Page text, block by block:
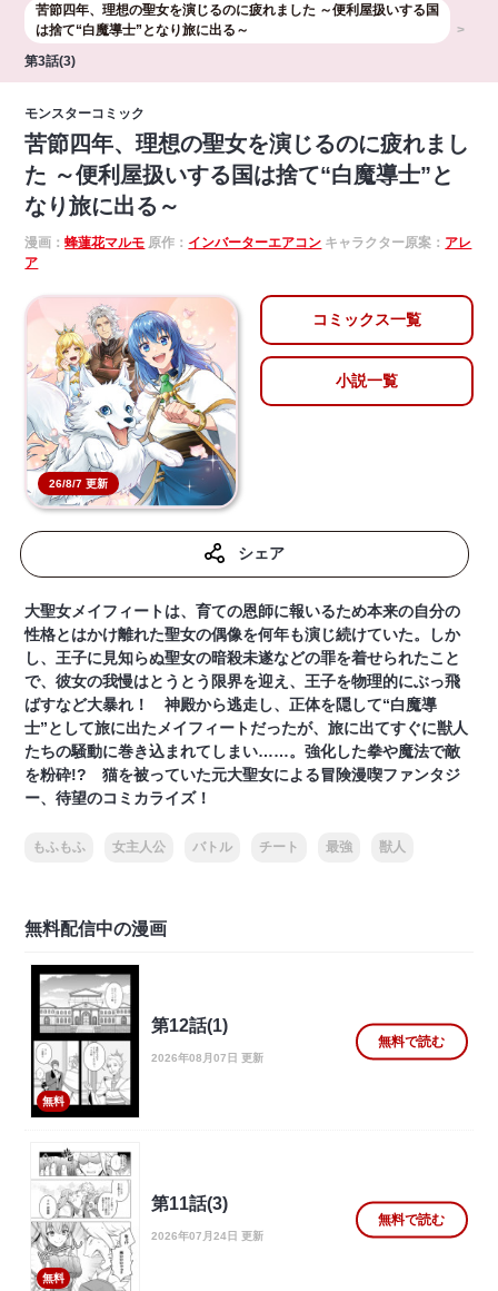
苦節四年、理想の聖女を演じるのに疲れました ～便利屋扱いする国
は捨て“白魔導士”となり旅に出る～
第3話(3)
モンスターコミック
苦節四年、理想の聖女を演じるのに疲れまし
た ～便利屋扱いする国は捨て“白魔導士”と
なり旅に出る～
漫画：蜂蓮花マルモ 原作： インバーターエアコン キャラクター原案： アレ
ア
26/8/7 更新
コミックス一覧
小説一覧
シェア
大聖女メイフィートは、育ての恩師に報いるため本来の自分の
性格とはかけ離れた聖女の偶像を何年も演じ続けていた。しか
し、王子に見知らぬ聖女の暗殺未遂などの罪を着せられたこと
で、彼女の我慢はとうとう限界を迎え、王子を物理的にぶっ飛
ばすなど大暴れ！ 神殿から逃走し、正体を隠して“白魔導
士”として旅に出たメイフィートだったが、旅に出てすぐに獣人
たちの騒動に巻き込まれてしまい……。強化した拳や魔法で敵
を粉砕!? 猫を被っていた元大聖女による冒険漫喫ファンタジ
ー、待望のコミカライズ！
もふもふ 女主人公 バトル チート 最強 獣人
無料配信中の漫画
無料
第12話(1)
2026年08月07日 更新
無料で読む
無料
第11話(3)
2026年07月24日 更新
無料で読む